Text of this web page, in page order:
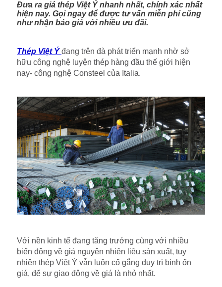
Đưa ra giá thép Việt Ý nhanh nhất, chính xác nhất
hiện nay. Gọi ngay để được tư vấn miễn phí cũng
như nhận báo giá với nhiều ưu đãi.
Thép Việt Ý đang trên đà phát triển mạnh nhờ sở
hữu công nghệ luyện thép hàng đầu thế giới hiện
nay- công nghệ Consteel của Italia.
Với nền kinh tế đang tăng trưởng cùng với nhiều
biến động về giá nguyên nhiên liệu sản xuất, tuy
nhiên thép Việt Ý vẫn luôn cố gắng duy trì bình ổn
giá, để sự giao động về giá là nhỏ nhất.